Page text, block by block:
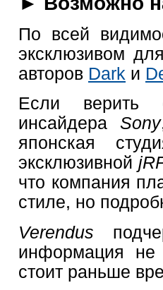
По всей
эксклюзивом для
авторов Dark и
Если верить
инсайдера Sony
японская
эксклюзивной
что компания
стиле, но
Verendus
информация не
стоит раньше